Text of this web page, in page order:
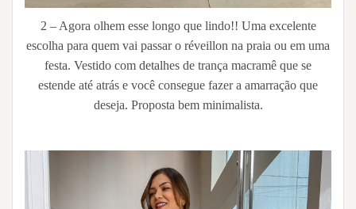
2 – Agora olhem esse longo que lindo!! Uma excelente
escolha para quem vai passar o réveillon na praia ou em uma
festa. Vestido com detalhes de trança macramê que se
estende até atrás e você consegue fazer a amarração que
deseja. Proposta bem minimalista.